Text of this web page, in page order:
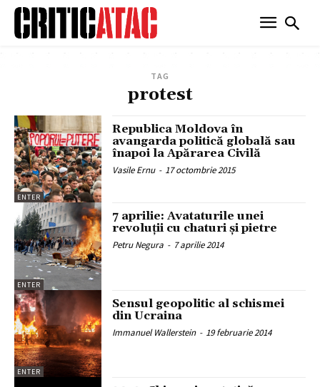
TAG
protest
ENTER
Republica Moldova în
avangarda politică globală sau
înapoi la Apărarea Civilă
Vasile Ernu - 17 octombrie 2015
ENTER
7 aprilie: Avataturile unei
revoluţii cu chaturi şi pietre
Petru Negura - 7 aprilie 2014
ENTER
Sensul geopolitic al schismei
din Ucraina
Immanuel Wallerstein - 19 februarie 2014